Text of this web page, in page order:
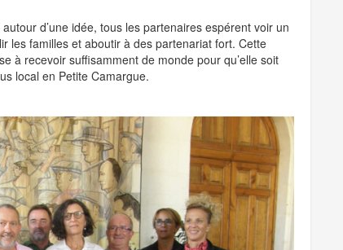
d’une idée, tous les partenaires espérent voir un
les familles et aboutir à des partenariat fort. Cette
à recevoir suffisamment de monde pour qu’elle soit
local en Petite Camargue.